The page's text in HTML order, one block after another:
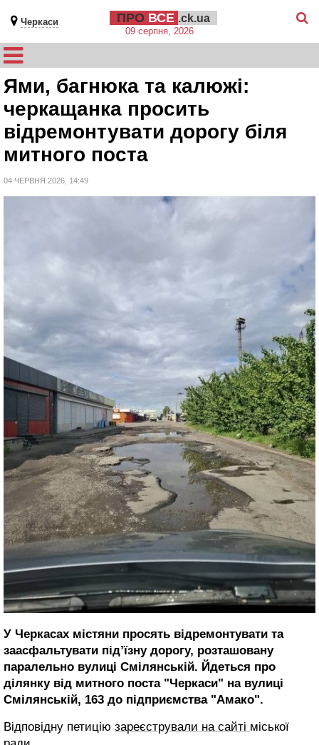
Черкаси ПРО ВСЕ .ck.ua
09 серпня, 2026
Ями, багнюка та калюжі:
черкащанка просить
відремонтувати дорогу біля
митного поста
04 ЧЕРВНЯ 2026, 14:49
У Черкасах містяни просять відремонтувати та
заасфальтувати під’їзну дорогу, розташовану
паралельно вулиці Смілянській. Йдеться про
ділянку від митного поста "Черкаси" на вулиці
Смілянській, 163 до підприємства "Амако".
Відповідну петицію зареєстрували на сайті міської